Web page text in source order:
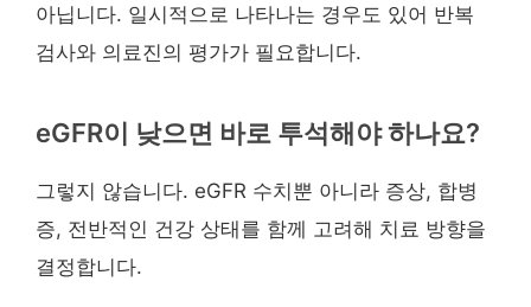
아닙니다. 일시적으로 나타나는 경우도 있어 반복
검사와 의료진의 평가가 필요합니다.
eGFR이 낮으면 바로 투석해야 하나요?
그렇지 않습니다. eGFR 수치뿐 아니라 증상, 합병
증, 전반적인 건강 상태를 함께 고려해 치료 방향을
결정합니다.